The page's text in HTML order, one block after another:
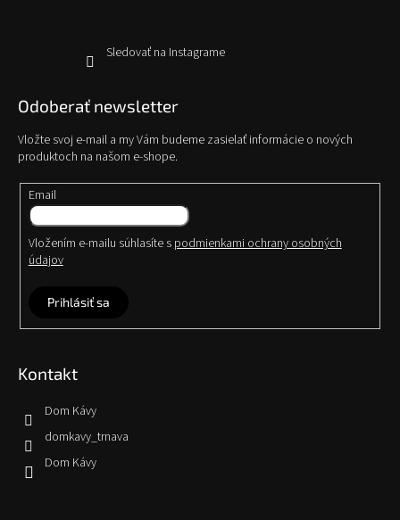
Sledovať na Instagrame
Odoberať newsletter
Vložte svoj e-mail a my Vám budeme zasielať informácie o nových
produktoch na našom e-shope.
Email
Vložením e-mailu súhlasíte spodmienkami ochrany osobných
údajov
Prihlásiť sa
Kontakt
Dom Kávy
domkavy_trnava
Dom Kávy